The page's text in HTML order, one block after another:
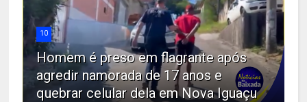
10
Homem é preso em flagrante após
agredir namorada de 17 anos e
quebrar celular dela em Nova Iguaçu